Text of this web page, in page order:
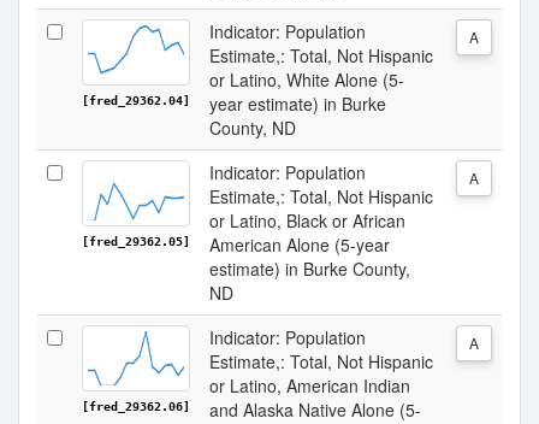
[fred_29362.04]
Indicator: Population
Estimate,: Total, Not Hispanic
or Latino, White Alone (5-
year estimate) in Burke
County, ND
A
[fred_29362.05]
Indicator: Population
Estimate,: Total, Not Hispanic
or Latino, Black or African
American Alone (5-year
estimate) in Burke County,
ND
A
[fred_29362.06]
Indicator: Population
Estimate,: Total, Not Hispanic
or Latino, American Indian
and Alaska Native Alone (5-
A